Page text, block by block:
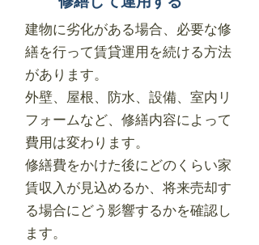
建物に劣化がある場合、必要な修
繕を行って賃貸運用を続ける方法
があります。
外壁、屋根、防水、設備、室内リ
フォームなど、修繕内容によって
費用は変わります。
修繕費をかけた後にどのくらい家
賃収入が見込めるか、将来売却す
る場合にどう影響するかを確認し
ます。